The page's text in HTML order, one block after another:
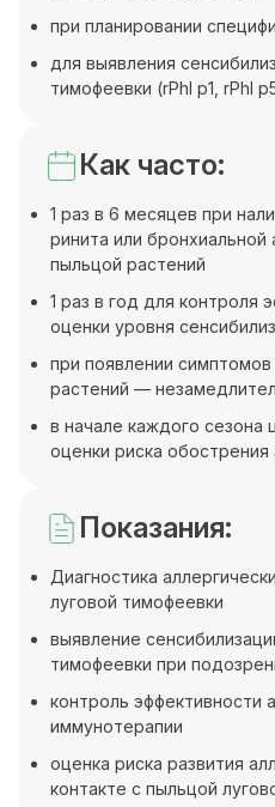
при планировании
для выявления
тимофеевки (rPhl p1, rPhl
Как часто:
1 раз в 6 месяцев при
ринита или бронхиальной
пыльцой растений
1 раз в год для контроля
оценки уровня
при появлении
растений —
в начале каждого сезона
оценки риска обострения
Показания:
Диагностика
луговой тимофеевки
выявление
тимофеевки при
контроль эффективности
иммунотерапии
оценка риска развития
контакте с пыльцой